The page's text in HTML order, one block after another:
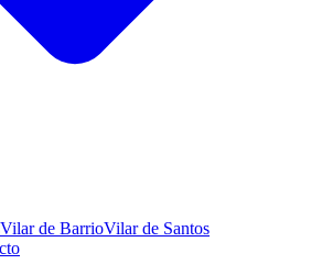
Vilar de BarrioVilar de Santos